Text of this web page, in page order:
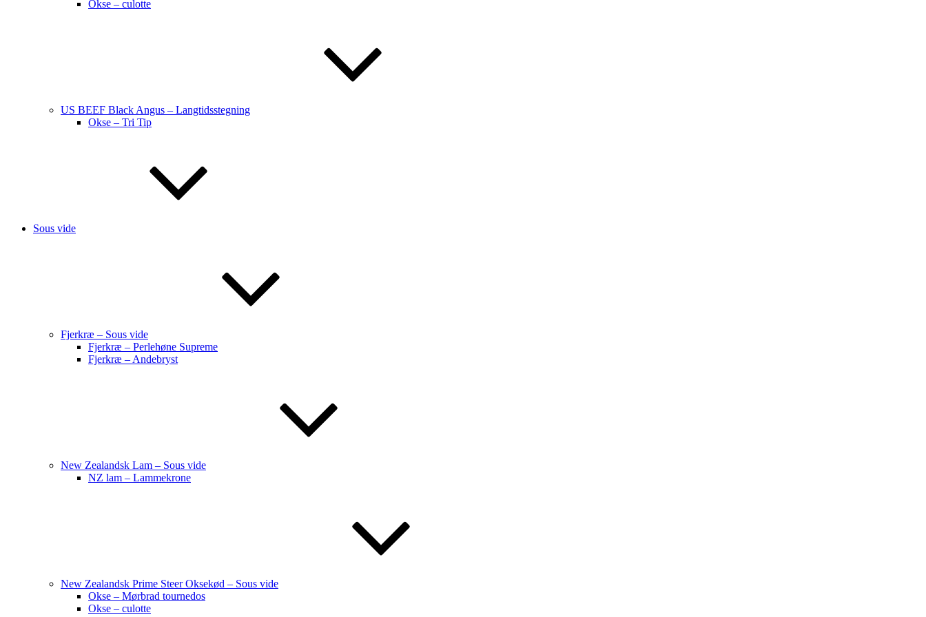
Okse – culotte
US BEEF Black Angus – Langtidsstegning
Okse – Tri Tip
Sous vide
Fjerkræ – Sous vide
Fjerkræ – Perlehøne Supreme
Fjerkræ – Andebryst
New Zealandsk Lam – Sous vide
NZ lam – Lammekrone
New Zealandsk Prime Steer Oksekød – Sous vide
Okse – Mørbrad tournedos
Okse – culotte